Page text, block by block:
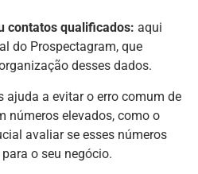
contatos qualificados: aqui
do Prospectagram, que
desses dados.
ajuda a evitar o erro comum de
números elevados, como o
avaliar se esses números
o seu negócio.